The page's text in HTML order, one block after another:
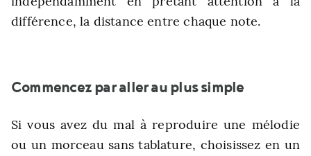
différence, la distance entre chaque note.
Commencez par aller au plus simple
Si vous avez du mal à reproduire une mélodie
ou un morceau sans tablature, choisissez en un